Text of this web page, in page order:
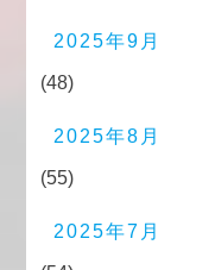
2025年9月
(48)
2025年8月
(55)
2025年7月